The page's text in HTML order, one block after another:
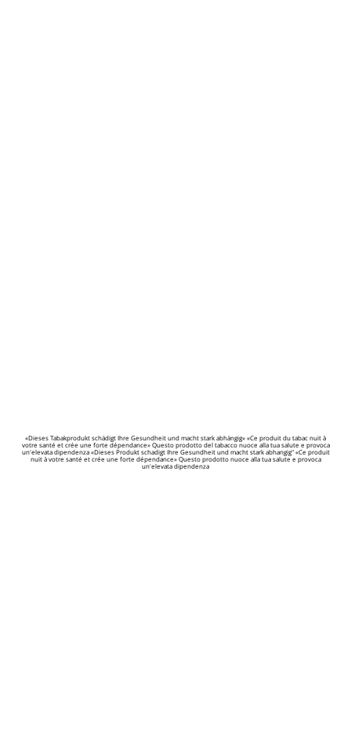
«Dieses Tabakprodukt schädigt Ihre Gesundheit und macht stark abhängig» «Ce produit du tabac nuit à
votre santé et crée une forte dépendance» Questo prodotto del tabacco nuoce alla tua salute e provoca
un'elevata dipendenza «Dieses Produkt schadigt Ihre Gesundheit und macht stark abhangig" «Ce produit
nuit à votre santé et crée une forte dépendance» Questo prodotto nuoce alla tua salute e provoca
un'elevata dipendenza